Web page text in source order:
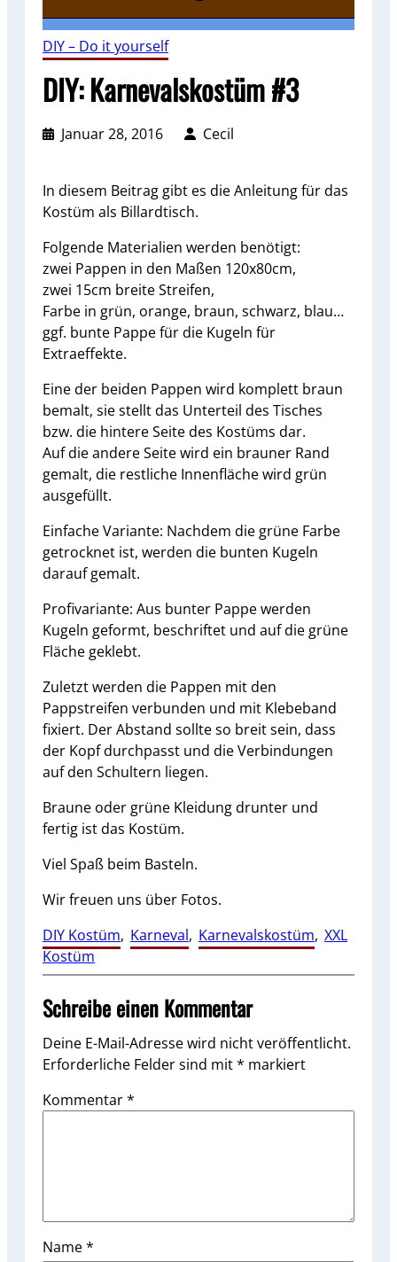
DIY – Do it yourself
DIY: Karnevalskostüm #3
Januar 28, 2016 Cecil
In diesem Beitrag gibt es die Anleitung für das
Kostüm als Billardtisch.
Folgende Materialien werden benötigt:
zwei Pappen in den Maßen 120x80cm,
zwei 15cm breite Streifen,
Farbe in grün, orange, braun, schwarz, blau…
ggf. bunte Pappe für die Kugeln für
Extraeffekte.
Eine der beiden Pappen wird komplett braun
bemalt, sie stellt das Unterteil des Tisches
bzw. die hintere Seite des Kostüms dar.
Auf die andere Seite wird ein brauner Rand
gemalt, die restliche Innenfläche wird grün
ausgefüllt.
Einfache Variante: Nachdem die grüne Farbe
getrocknet ist, werden die bunten Kugeln
darauf gemalt.
Profivariante: Aus bunter Pappe werden
Kugeln geformt, beschriftet und auf die grüne
Fläche geklebt.
Zuletzt werden die Pappen mit den
Pappstreifen verbunden und mit Klebeband
fixiert. Der Abstand sollte so breit sein, dass
der Kopf durchpasst und die Verbindungen
auf den Schultern liegen.
Braune oder grüne Kleidung drunter und
fertig ist das Kostüm.
Viel Spaß beim Basteln.
Wir freuen uns über Fotos.
DIY Kostüm, Karneval, Karnevalskostüm, XXL
Kostüm
Schreibe einen Kommentar
Deine E-Mail-Adresse wird nicht veröffentlicht.
Erforderliche Felder sind mit* markiert
Kommentar*
Name*